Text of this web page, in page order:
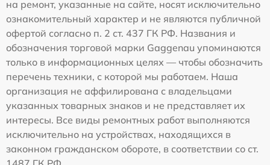
на ремонт, указанные на сайте, носят исключительно
ознакомительный характер и не являются публичной
офертой согласно п. 2 ст. 437 ГК РФ. Названия и
обозначения торговой марки Gaggenau упоминаются
только в информационных целях — чтобы обозначить
перечень техники, с которой мы работаем. Наша
организация не аффилирована с владельцами
указанных товарных знаков и не представляет их
интересы. Все виды ремонтных работ выполняются
исключительно на устройствах, находящихся в
законном гражданском обороте, в соответствии со ст.